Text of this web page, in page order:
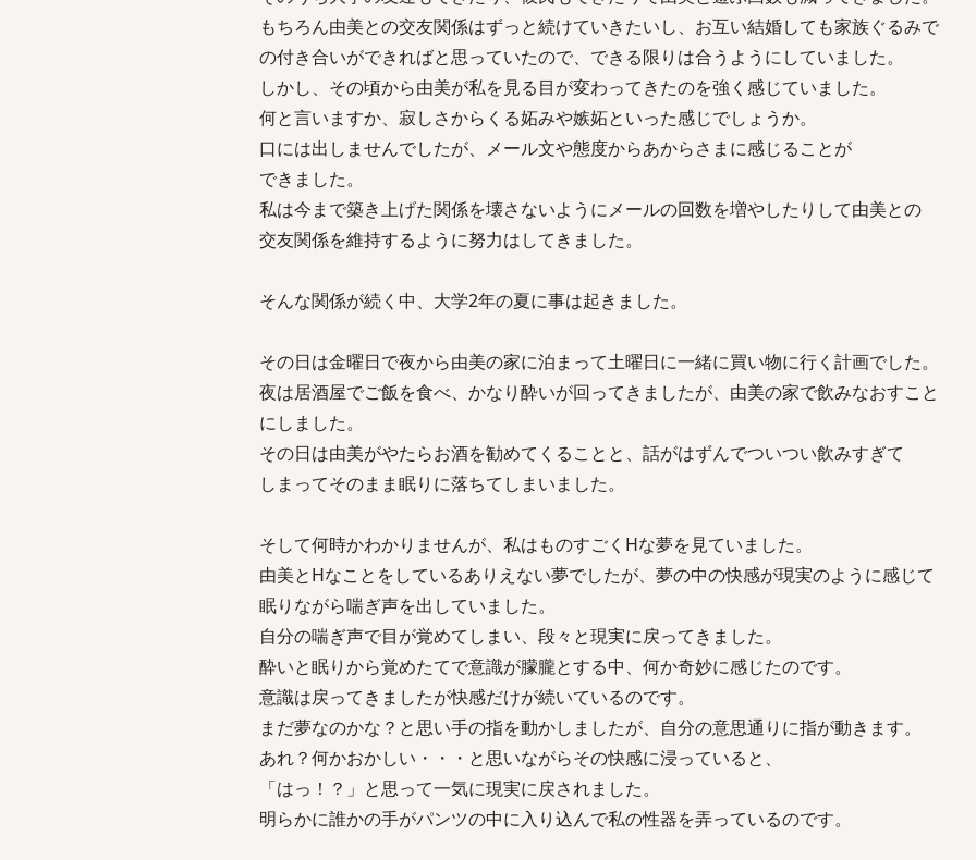
もちろん由美との交友関係はずっと続けていきたいし、お互い結婚しても家族ぐるみで
の付き合いができればと思っていたので、できる限りは合うようにしていました。
しかし、その頃から由美が私を見る目が変わってきたのを強く感じていました。
何と言いますか、寂しさからくる妬みや嫉妬といった感じでしょうか。
口には出しませんでしたが、メール文や態度からあからさまに感じることが
できました。
私は今まで築き上げた関係を壊さないようにメールの回数を増やしたりして由美との
交友関係を維持するように努力はしてきました。
そんな関係が続く中、大学2年の夏に事は起きました。
その日は金曜日で夜から由美の家に泊まって土曜日に一緒に買い物に行く計画でした。
夜は居酒屋でご飯を食べ、かなり酔いが回ってきましたが、由美の家で飲みなおすこと
にしました。
その日は由美がやたらお酒を勧めてくることと、話がはずんでついつい飲みすぎて
しまってそのまま眠りに落ちてしまいました。
そして何時かわかりませんが、私はものすごくHな夢を見ていました。
由美とHなことをしているありえない夢でしたが、夢の中の快感が現実のように感じて
眠りながら喘ぎ声を出していました。
自分の喘ぎ声で目が覚めてしまい、段々と現実に戻ってきました。
酔いと眠りから覚めたてで意識が朦朧とする中、何か奇妙に感じたのです。
意識は戻ってきましたが快感だけが続いているのです。
まだ夢なのかな？と思い手の指を動かしましたが、自分の意思通りに指が動きます。
あれ？何かおかしい・・・と思いながらその快感に浸っていると、
「はっ！？」と思って一気に現実に戻されました。
明らかに誰かの手がパンツの中に入り込んで私の性器を弄っているのです。